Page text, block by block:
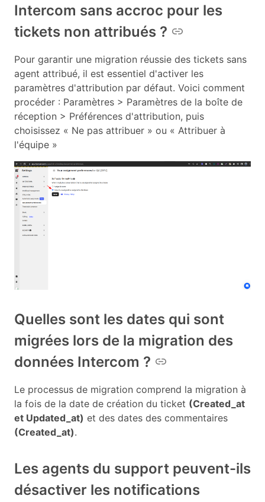
Intercom sans accroc pour les
tickets non attribués ?
Pour garantir une migration réussie des tickets sans
agent attribué, il est essentiel d'activer les
paramètres d'attribution par défaut. Voici comment
procéder : Paramètres > Paramètres de la boîte de
réception > Préférences d'attribution, puis
choisissez « Ne pas attribuer » ou « Attribuer à
l'équipe »
Quelles sont les dates qui sont
migrées lors de la migration des
données Intercom ?
Le processus de migration comprend la migration à
la fois de la date de création du ticket (Created_at
et Updated_at) et des dates des commentaires
(Created_at).
Les agents du support peuvent-ils
désactiver les notifications